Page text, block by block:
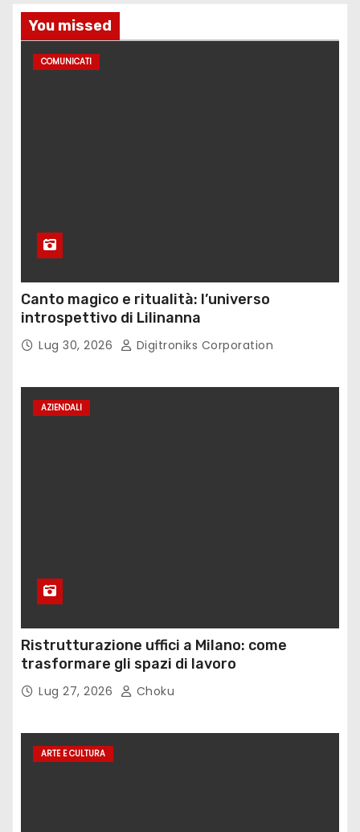
iYou missed
COMUNICATI
Canto magico e ritualità: l’universo
introspettivo di Lilinanna
Lug 30, 2026 Digitroniks Corporation
AZIENDALI
Ristrutturazione uffici a Milano: come
trasformare gli spazi di lavoro
Lug 27, 2026 Choku
ARTE E CULTURA